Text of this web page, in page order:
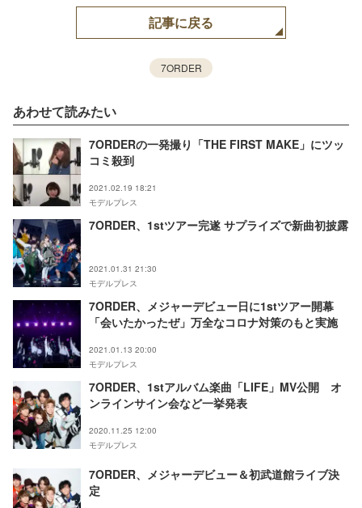
記事に戻る
7ORDER
あわせて読みたい
7ORDERの一発撮り「THE FIRST MAKE」にツッ
コミ殺到
2021.02.19 18:21
モデルプレス
7ORDER、1stツアー完遂 サプライズで新曲初披露
2021.01.31 21:30
モデルプレス
7ORDER、メジャーデビュー日に1stツアー開幕
「会いたかったぜ」万全なコロナ対策のもと実施
2021.01.13 20:00
モデルプレス
7ORDER、1stアルバム楽曲「LIFE」MV公開 オ
ンラインサイン会など一挙発表
2020.11.25 12:00
モデルプレス
7ORDER、メジャーデビュー＆初武道館ライブ決
定